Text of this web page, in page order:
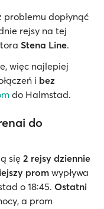
dopłynąć
rejsy na tej
Stena Line.
więc najlepiej
i bez
do Halmstad.
do
się 2 rejsy dziennie
promwypływa
o 18:45. Ostatni
a prom